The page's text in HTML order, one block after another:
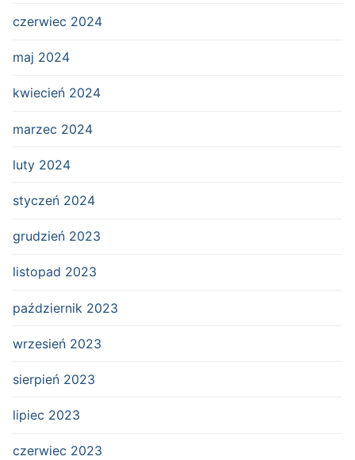
czerwiec 2024
maj 2024
kwiecień 2024
marzec 2024
luty 2024
styczeń 2024
grudzień 2023
listopad 2023
październik 2023
wrzesień 2023
sierpień 2023
lipiec 2023
czerwiec 2023